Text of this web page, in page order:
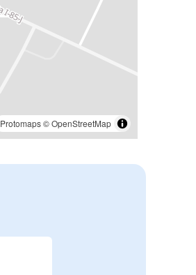
Protomaps©OpenStreetMap